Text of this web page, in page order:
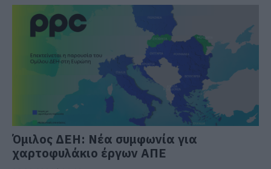
Όμιλος ΔΕΗ: Νέα συμφωνία για
χαρτοφυλάκιο έργων ΑΠΕ